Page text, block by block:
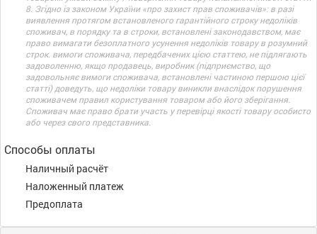
8. Згідно із законом України «про захист прав споживачів»: в разі
виявлення протягом встановленого гарантійного строку недоліків
споживач, в порядку та в строки, встановлені законодавством, має
право вимагати безоплатного усунення недоліків товару в розумний
строк. вимоги споживача, передбачених цією статтею, не підлягають
задоволенню, якщо продавець, виробник (підприємство, що
задовольняє вимоги споживача, встановлені частиною першою цієї
статті) доведуть, що недоліки товару виникли внаслідок порушення
споживачем правил користування товаром або його зберігання.
Споживач має право брати участь у перевірці якості товару особисто
або через свого представника.
Способы оплаты
Наличный расчёт
Наложенный платеж
Предоплата